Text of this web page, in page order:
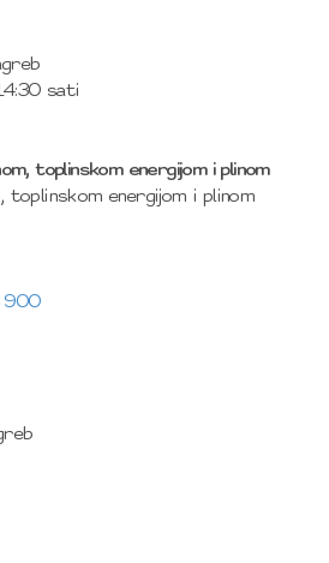
sati
toplinskom energijom i plinom
energijom i plinom
900